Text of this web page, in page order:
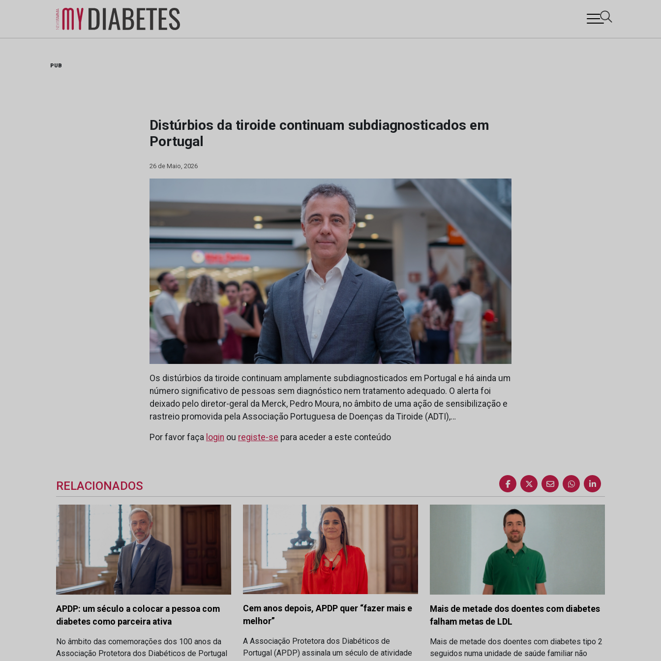
PUB
Distúrbios da tiroide continuam subdiagnosticados em
Portugal
26 de Maio, 2026
Os distúrbios da tiroide continuam amplamente subdiagnosticados em Portugal e há ainda um
número significativo de pessoas sem diagnóstico nem tratamento adequado. O alerta foi
deixado pelo diretor-geral da Merck, Pedro Moura, no âmbito de uma ação de sensibilização e
rastreio promovida pela Associação Portuguesa de Doenças da Tiroide (ADTI),…
Por favor faça login ou registe-se para aceder a este conteúdo
RELACIONADOS
APDP: um século a colocar a pessoa com
diabetes como parceira ativa
No âmbito das comemorações dos 100 anos da
Associação Protetora dos Diabéticos de Portugal
Cem anos depois, APDP quer “fazer mais e
melhor”
A Associação Protetora dos Diabéticos de
Portugal (APDP) assinala um século de atividade
Mais de metade dos doentes com diabetes
falham metas de LDL
Mais de metade dos doentes com diabetes tipo 2
seguidos numa unidade de saúde familiar não